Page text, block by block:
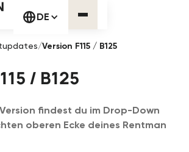
DE
/Version F115 / B125
/ B125
findest du im Drop-Down
oberen Ecke deines Rentman